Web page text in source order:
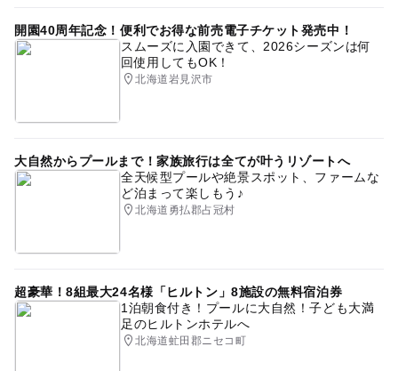
開園40周年記念！便利でお得な前売電子チケット発売中！
スムーズに入園できて、2026シーズンは何
回使用してもOK！
北海道岩見沢市
大自然からプールまで！家族旅行は全てが叶うリゾートへ
全天候型プールや絶景スポット、ファームな
ど泊まって楽しもう♪
北海道勇払郡占冠村
超豪華！8組最大24名様「ヒルトン」8施設の無料宿泊券
1泊朝食付き！プールに大自然！子ども大満
足のヒルトンホテルへ
北海道虻田郡ニセコ町